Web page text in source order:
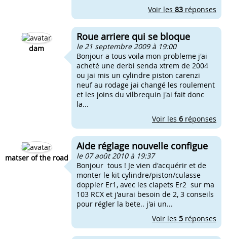
Voir les 83 réponses
dam
Roue arriere qui se bloque
le 21 septembre 2009 à 19:00
Bonjour a tous voila mon probleme j'ai
acheté une derbi senda xtrem de 2004
ou jai mis un cylindre piston carenzi
neuf au rodage jai changé les roulement
et les joins du vilbrequin j'ai fait donc
la...
Voir les 6 réponses
matser of the road
Aide réglage nouvelle configue
le 07 août 2010 à 19:37
Bonjour tous ! Je vien d'acquérir et de
monter le kit cylindre/piston/culasse
doppler Er1, avec les clapets Er2 sur ma
103 RCX et j'aurai besoin de 2, 3 conseils
pour régler la bete.. j'ai un...
Voir les 5 réponses